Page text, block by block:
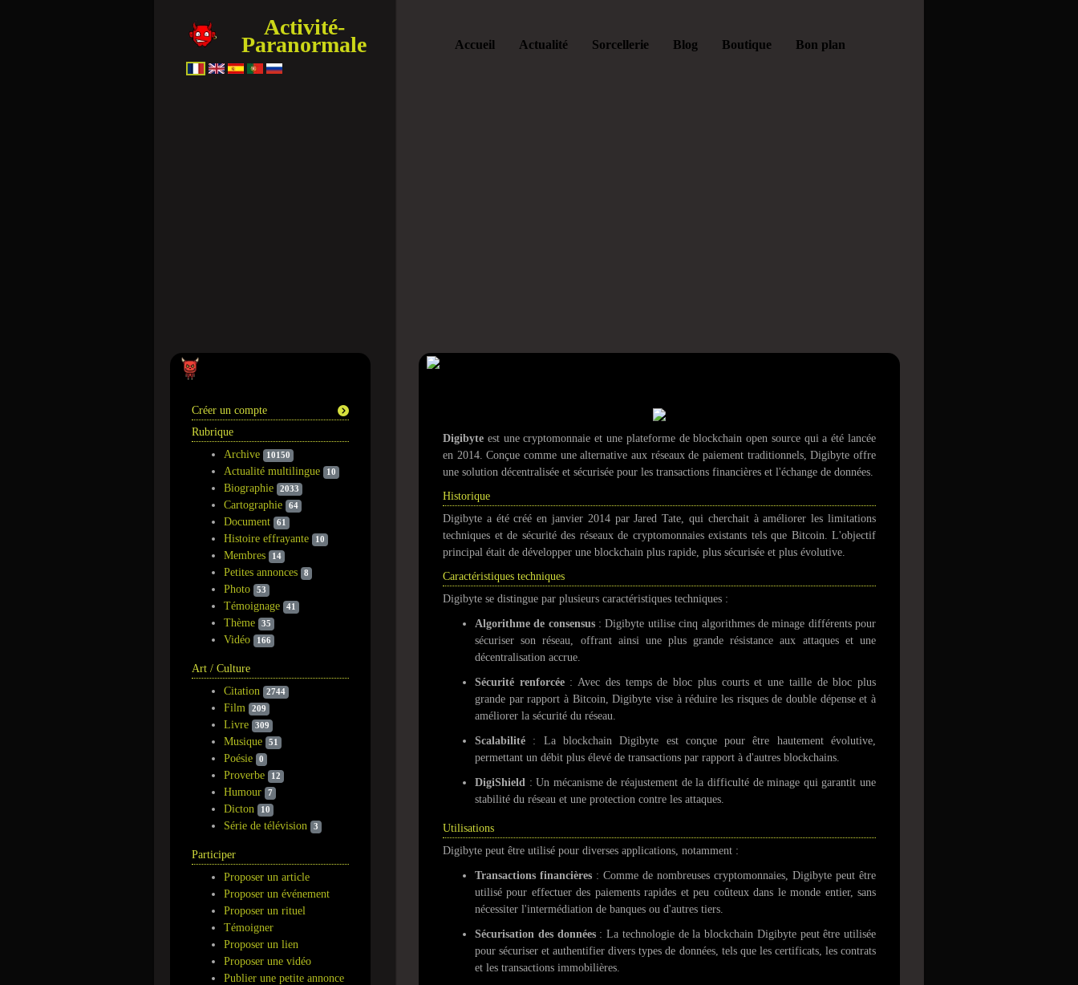
Activité-
Paranormale Accueil Actualité Sorcellerie Blog Boutique Bon plan
Créer un compte
Rubrique
Archive
10150
Actualité multilingue 10
Biographie 2033
Cartographie 64
Document 61
Histoire effrayante 10
Membres 14
Petites annonces 8
Photo 53
Témoignage 41
Thème 35
Vidéo 166
Art / Culture
Citation
2744
Film 209
Livre 309
Musique 51
Poésie 0
Proverbe 12
Humour 7
Dicton 10
Série de télévision 3
Participer
Proposer un article
Proposer un événement
Proposer un rituel
Témoigner
Proposer un lien
Proposer une vidéo
Publier une petite annonce
Digibyte est une cryptomonnaie et une plateforme de blockchain open source qui a été lancée
en 2014. Conçue comme une alternative aux réseaux de paiement traditionnels, Digibyte offre
une solution décentralisée et sécurisée pour les transactions financières et l'échange de données.
Historique
Digibyte a été créé en janvier 2014 par Jared Tate, qui cherchait à améliorer les limitations
techniques et de sécurité des réseaux de cryptomonnaies existants tels que Bitcoin. L'objectif
principal était de développer une blockchain plus rapide, plus sécurisée et plus évolutive.
Caractéristiques techniques
Digibyte se distingue par plusieurs caractéristiques techniques :
Algorithme de consensus: Digibyte utilise cinq algorithmes de minage différents pour
sécuriser son réseau, offrant ainsi une plus grande résistance aux attaques et une
décentralisation accrue.
Sécurité renforcée: Avec des temps de bloc plus courts et une taille de bloc plus
grande par rapport à Bitcoin, Digibyte vise à réduire les risques de double dépense et à
améliorer la sécurité du réseau.
Scalabilité : La blockchain Digibyte est conçue pour être hautement évolutive,
permettant un débit plus élevé de transactions par rapport à d'autres blockchains.
DigiShield : Un mécanisme de réajustement de la difficulté de minage qui garantit une
stabilité du réseau et une protection contre les attaques.
Utilisations
Digibyte peut être utilisé pour diverses applications, notamment :
Transactions financières : Comme de nombreuses cryptomonnaies, Digibyte peut être
utilisé pour effectuer des paiements rapides et peu coûteux dans le monde entier, sans
nécessiter l'intermédiation de banques ou d'autres tiers.
Sécurisation des données: La technologie de la blockchain Digibyte peut être utilisée
pour sécuriser et authentifier divers types de données, tels que les certificats, les contrats
et les transactions immobilières.